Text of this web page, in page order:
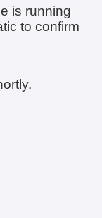
is running
to confirm